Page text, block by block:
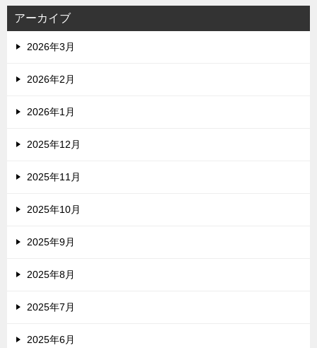
アーカイブ
2026年3月
2026年2月
2026年1月
2025年12月
2025年11月
2025年10月
2025年9月
2025年8月
2025年7月
2025年6月